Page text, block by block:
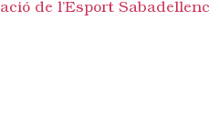
de l’Esport Sabadellenc